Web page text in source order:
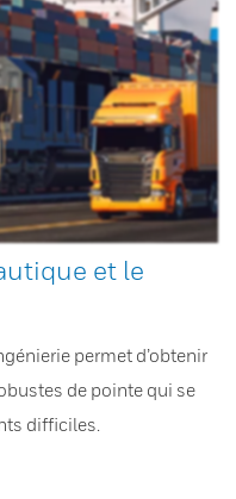
et le
permet d’obtenir
de pointe qui se
difficiles.